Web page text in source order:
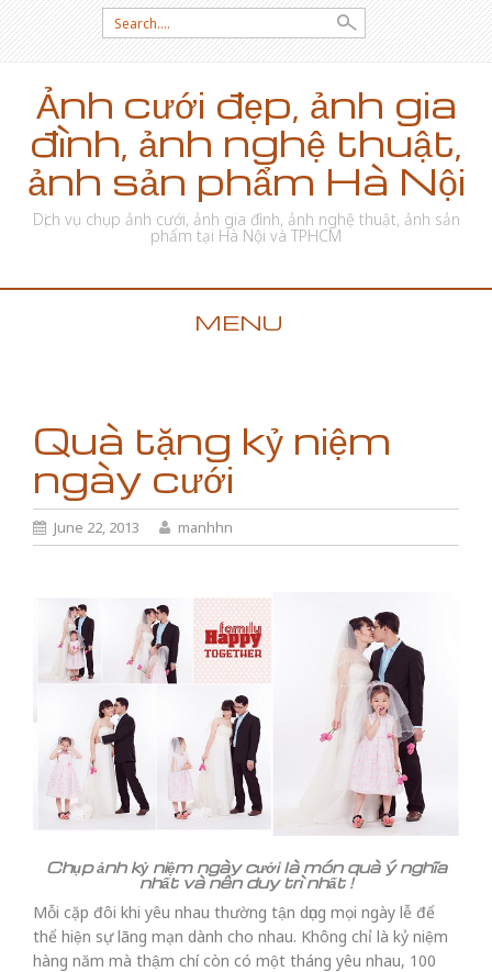
Search for:
Ảnh cưới đẹp, ảnh gia
đình, ảnh nghệ thuật,
ảnh sản phẩm Hà Nội
Dịch vụ chụp ảnh cưới, ảnh gia đình, ảnh nghệ thuật, ảnh sản
phẩm tại Hà Nội và TPHCM
MENU
Quà tặng kỷ niệm
ngày cưới
June 22, 2013 manhhn
Chụp ảnh kỷ niệm ngày cưới là món quà ý nghĩa
nhất và nên duy trì nhất !
Mỗi cặp đôi khi yêu nhau thường tận dụng mọi ngày lễ để
thể hiện sự lãng mạn dành cho nhau. Không chỉ là kỷ niệm
hàng năm mà thậm chí còn có một tháng yêu nhau, 100